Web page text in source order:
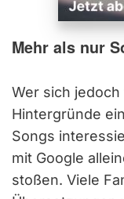
Mehr als nur
Wer sich
Hintergründe
Songs
mit Google
stoßen. Viele